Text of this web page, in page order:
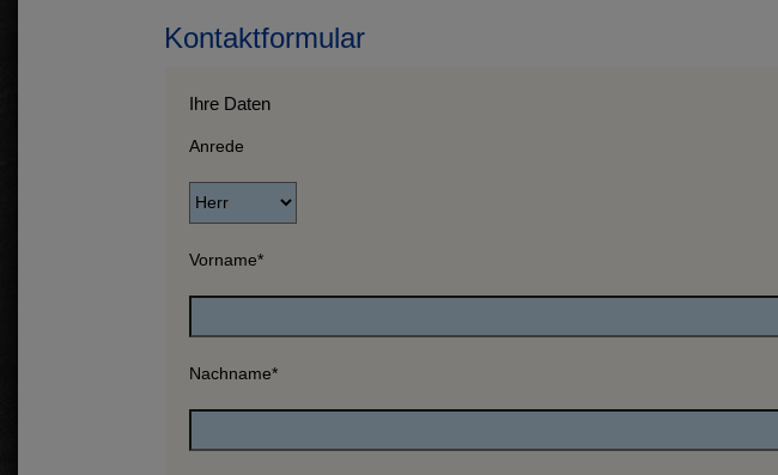
Kontaktformular
Ihre Daten
Anrede
Vorname*
Nachname*